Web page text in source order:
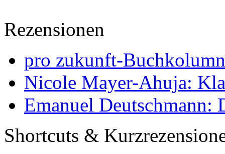
Rezensionen
pro zukunft-
Nicole Mayer-Ahuja:
Emanuel Deutschmann:
Shortcuts &